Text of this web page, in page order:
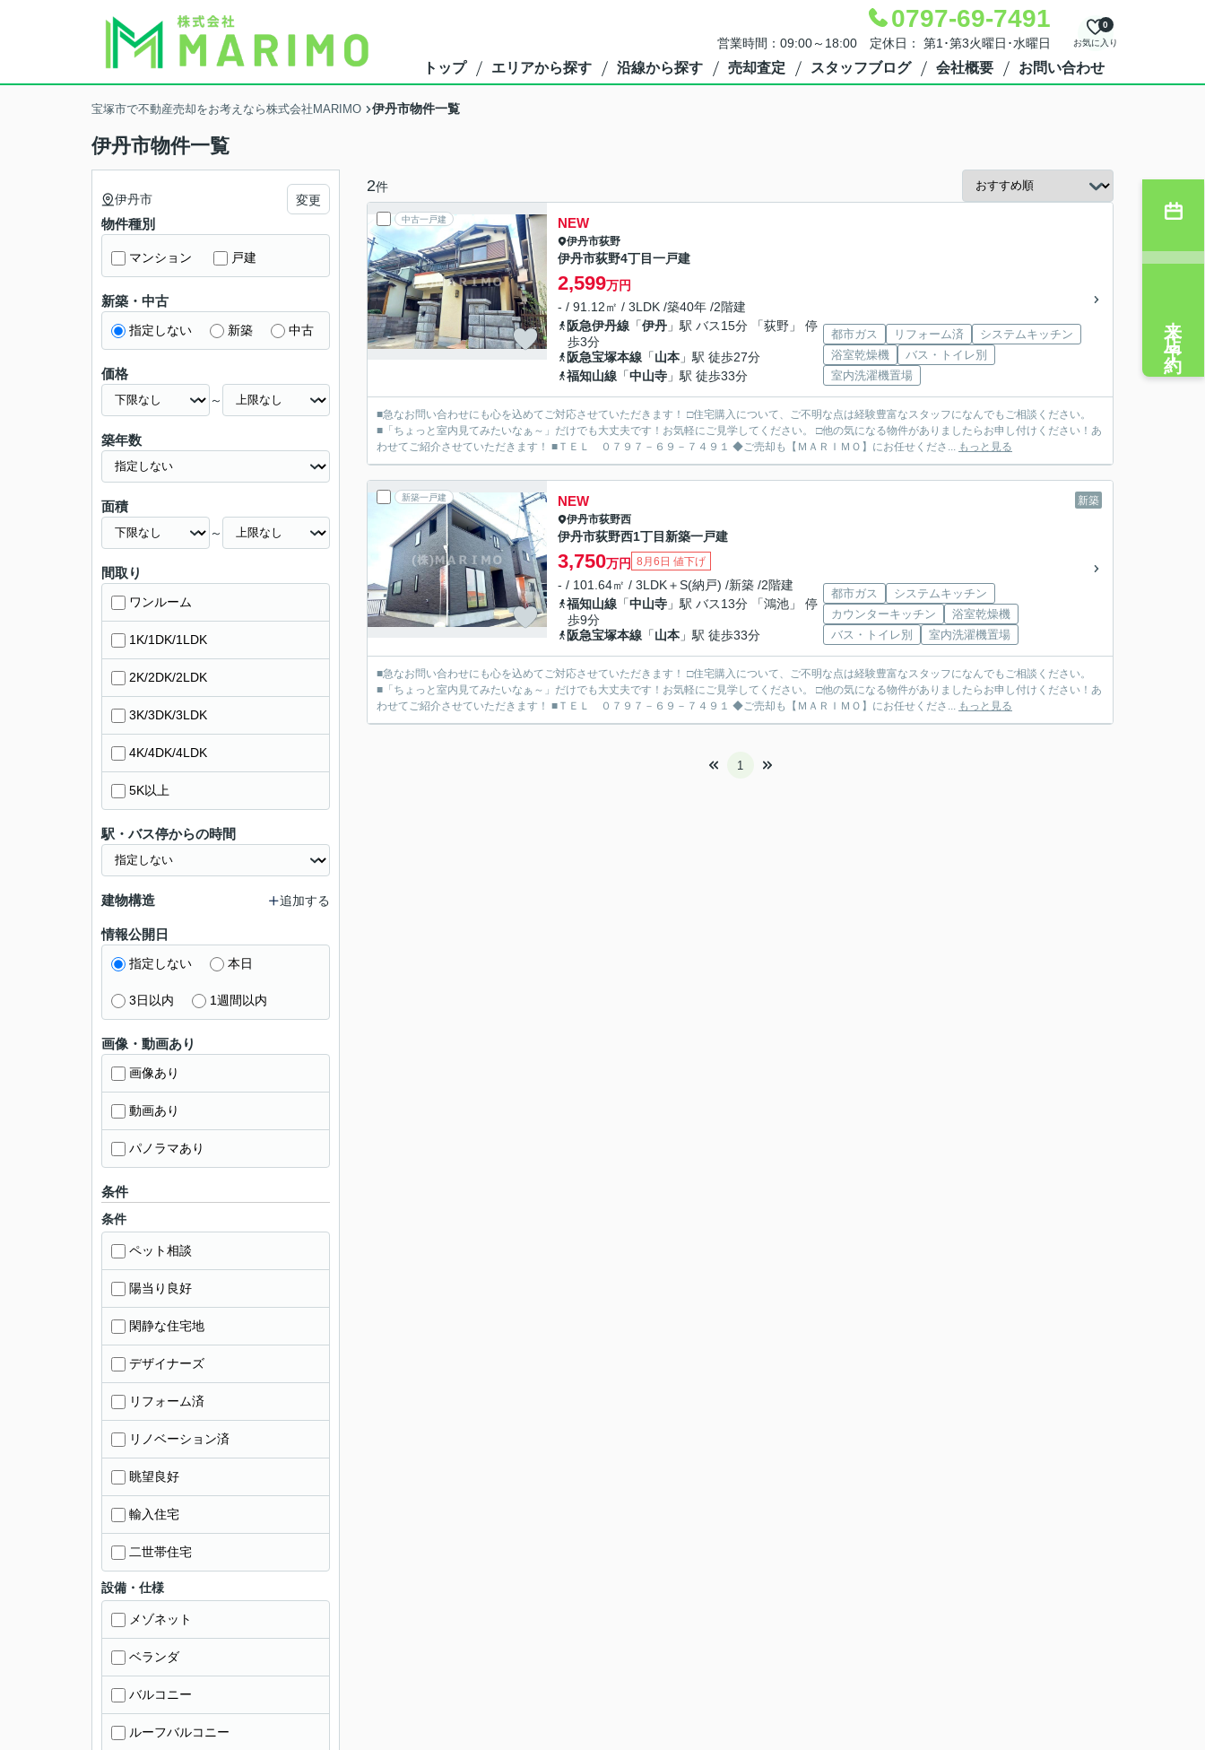
0797-69-7491
営業時間：09:00～18:00 定休日： 第1･第3火曜日･水曜日 お気に入り
0
トップ エリアから探す 沿線から探す 売却査定 スタッフブログ 会社概要 お問い合わせ
宝塚市で不動産売却をお考えなら株式会社MARIMO 伊丹市物件一覧
伊丹市物件一覧
2件
中古一戸建 NEW
伊丹市荻野
伊丹市荻野4丁目一戸建
2,599万円
- / 91.12㎡ / 3LDK /築40年 /2階建
阪急伊丹線 「伊丹 」駅 バス15分 「荻野」 停
歩3分
阪急宝塚本線 「山本 」駅 徒歩27分
福知山線 「中山寺 」駅 徒歩33分
都市ガス リフォーム済
システムキッチン
浴室乾燥機
バス・トイレ別
室内洗濯機置場
■急なお問い合わせにも心を込めてご対応させていただきます！ □住宅購入について、ご不明な点は経験豊富なスタッフになんでもご相談ください。
■「ちょっと室内見てみたいなぁ～」だけでも大丈夫です！お気軽にご見学してください。 □他の気になる物件がありましたらお申し付けください！あ
わせてご紹介させていただきます！ ■ＴＥＬ ０７９７－６９－７４９１ ◆ご売却も【ＭＡＲＩＭＯ】にお任せくださ... もっと見る
新築一戸建 新築
NEW
伊丹市荻野西
伊丹市荻野西1丁目新築一戸建
3,750万円 8月6日 値下げ
- / 101.64㎡ / 3LDK＋S(納戸) /新築 /2階建
福知山線 「中山寺 」駅 バス13分 「鴻池」 停
歩9分
阪急宝塚本線 「山本 」駅 徒歩33分
都市ガス
システムキッチン
カウンターキッチン
浴室乾燥機
バス・トイレ別
室内洗濯機置場
■急なお問い合わせにも心を込めてご対応させていただきます！ □住宅購入について、ご不明な点は経験豊富なスタッフになんでもご相談ください。
■「ちょっと室内見てみたいなぁ～」だけでも大丈夫です！お気軽にご見学してください。 □他の気になる物件がありましたらお申し付けください！あ
わせてご紹介させていただきます！ ■ＴＥＬ ０７９７－６９－７４９１ ◆ご売却も【ＭＡＲＩＭＯ】にお任せくださ... もっと見る
1
伊丹市 変更
物件種別
マンション 戸建
新築・中古
指定しない 新築 中古
価格
～
築年数
面積
～
間取り
ワンルーム
1K/1DK/1LDK
2K/2DK/2LDK
3K/3DK/3LDK
4K/4DK/4LDK
5K以上
駅・バス停からの時間
建物構造 追加する
情報公開日
指定しない 本日
3日以内 1週間以内
画像・動画あり
画像あり
動画あり
パノラマあり
条件
条件
ペット相談
陽当り良好
閑静な住宅地
デザイナーズ
リフォーム済
リノベーション済
眺望良好
輸入住宅
二世帯住宅
設備・仕様
メゾネット
ベランダ
バルコニー
ルーフバルコニー
来店予約